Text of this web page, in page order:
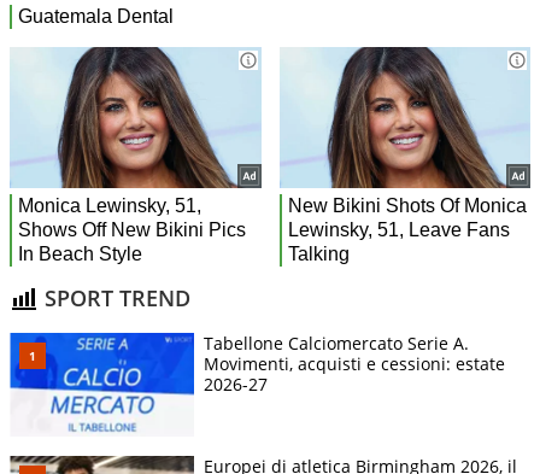
SPORT TREND
Tabellone Calciomercato Serie A.
Movimenti, acquisti e cessioni: estate
2026-27
Europei di atletica Birmingham 2026, il